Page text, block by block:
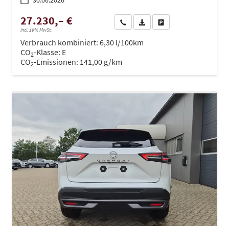
27.230,– €
incl. 19% MwSt.
Wir rufen Sie anPDF-Datei, Fahrzeugexposé
Verbrauch kombiniert: 6,30 l/100km
CO2-Klasse: E
CO2-Emissionen: 141,00 g/km